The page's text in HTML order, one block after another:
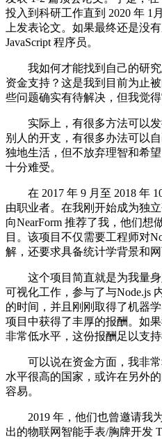
投入到科研工作直到 2020 年 1
上发表论文。如果最终还是没
JavaScript 程序员。
我如何才能找到自己的研究
资金支持？这是我到目前为止
些问题确实有待解决，但我觉
实际上，有很多方法可以发
别人的开支，有很多办法可以
独地生活，但不放弃理智和希
十分难受。
在 2017 年 9 月至 2018 年
由职业者。在我刚开始成为独
向NearForm 推荐了我，他们想
目。该项目不仅需要工程师对
解，还要求具备统计学背景和网
这个项目简直就是为我量身
可视化工作，参与了与Node.js
的时间，并且刚刚取得了机器
项目中获得了丰厚的报酬。如
非常低水平，这份报酬足以支持
可以说在资金方面，我非常
水平很高的国家，或许在另外
容易。
2019 年，他们也曾邀请我为
出的物联网智能手表/胸牌开发